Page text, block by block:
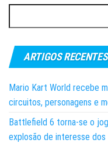
ARTIGOS RECENTES
Mario Kart World recebe
circuitos, personagens e
Battlefield 6 torna-se o
explosão de interesse dos